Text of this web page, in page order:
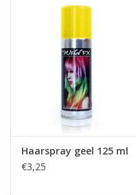
Haarspray geel 125 ml
€3,25